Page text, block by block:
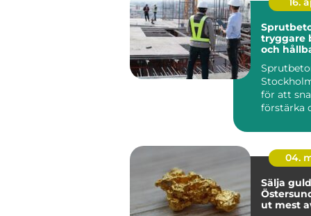
tryggare
och
för att
förstärka
04.
Sälja
Östersund så får
ut mest